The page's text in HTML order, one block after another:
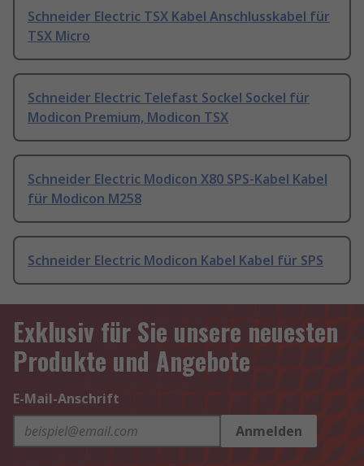
Schneider Electric TSX Kabel Anschlusskabel für
TSX Micro
Schneider Electric Telefast Sockel Sockel für
Modicon Premium, Modicon TSX
Schneider Electric Modicon X80 SPS-Kabel Kabel
für Modicon M258
Schneider Electric Modicon Kabel Kabel für SPS
Exklusiv für Sie unsere neuesten
Produkte und Angebote
E-Mail-Anschrift
Anmelden